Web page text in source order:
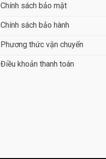
Chính sách bảo mật
Chính sách bảo hành
Phương thức vận chuyển
Điều khoản thanh toán